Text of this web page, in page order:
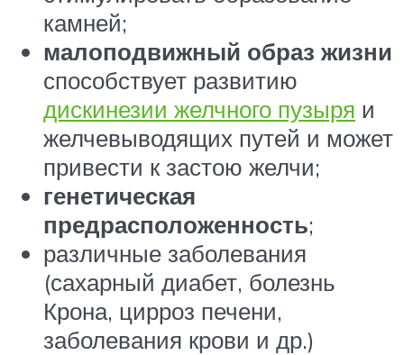
камней;
малоподвижный образ жизни
способствует развитию
дискинезии желчного пузыря и
желчевыводящих путей и может
привести к застою желчи;
генетическая
предрасположенность;
различные заболевания
(сахарный диабет, болезнь
Крона, цирроз печени,
заболевания крови и др.)